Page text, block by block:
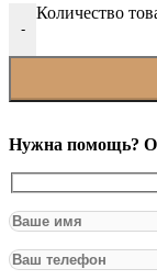
-
Количество
Нужна помощь?